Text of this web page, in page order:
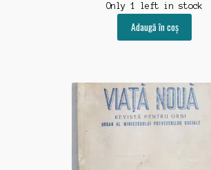
Only 1 left in stock
Adaugă în coș